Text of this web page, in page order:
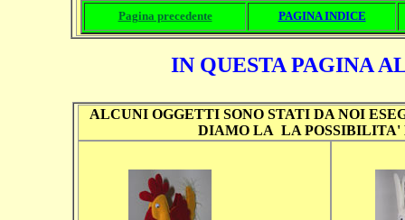
Pagina precedente PAGINA INDICE
IN QUESTA PAGINA
ALCUNI OGGETTI SONO STATI DA NOI
DIAMO LA LA POSSIBILITA'